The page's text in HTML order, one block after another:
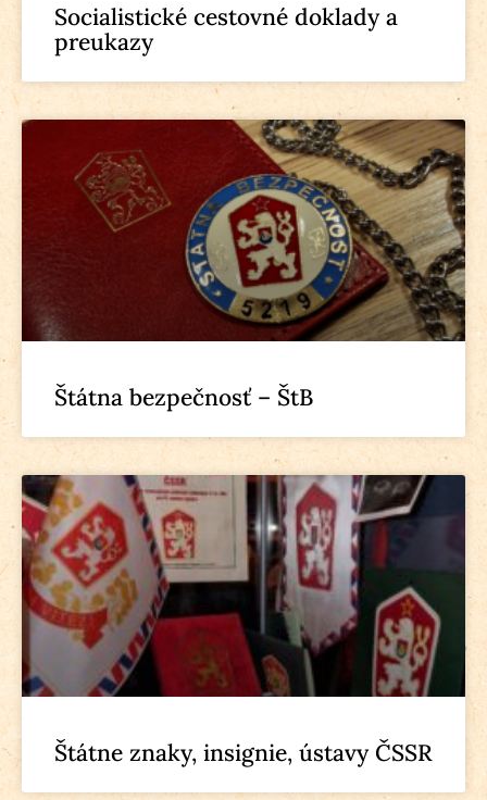
Socialistické cestovné doklady a
preukazy
Štátna bezpečnosť – ŠtB
Štátne znaky, insignie, ústavy ČSSR